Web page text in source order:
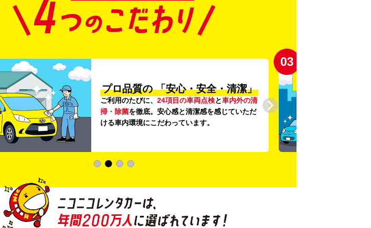
プロ品質の 「安心・安全・清潔」
ご利用のたびに、 24項目の車両点検と車内外の清
掃・除菌を徹底。安心感と清潔感を感じていただ
ける車内環境にこだわっています。
03